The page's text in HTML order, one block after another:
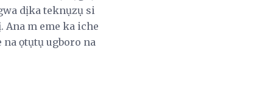
dịka teknụzụ si
Ana m eme ka iche
ọtụtụ ugboro na